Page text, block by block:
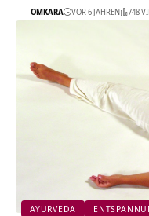
OMKARA VOR 6 JAHREN 748
AYURVEDA